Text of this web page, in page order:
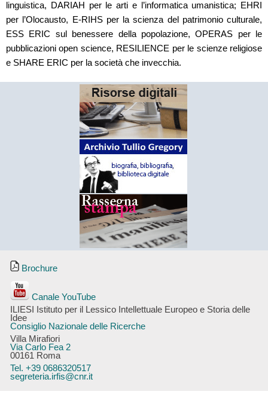
Brochure
Canale YouTube
ILIESI Istituto per il Lessico Intellettuale Europeo e Storia delle
Idee
Consiglio Nazionale delle Ricerche
Villa Mirafiori
Via Carlo Fea 2
00161 Roma
Tel. +39 0686320517
segreteria.irfis@cnr.it
linguistica, DARIAH per le arti e l’informatica umanistica; EHRI
per l’Olocausto, E-RIHS per la scienza del patrimonio culturale,
ESS ERIC sul benessere della popolazione, OPERAS per le
pubblicazioni open science, RESILIENCE per le scienze religiose
e SHARE ERIC per la società che invecchia.